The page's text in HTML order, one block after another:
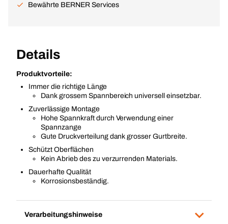
Bewährte BERNER Services
Details
Produktvorteile:
Immer die richtige Länge
Dank grossem Spannbereich universell einsetzbar.
Zuverlässige Montage
Hohe Spannkraft durch Verwendung einer
Spannzange
Gute Druckverteilung dank grosser Gurtbreite.
Schützt Oberflächen
Kein Abrieb des zu verzurrenden Materials.
Dauerhafte Qualität
Korrosionsbeständig.
Verarbeitungshinweise